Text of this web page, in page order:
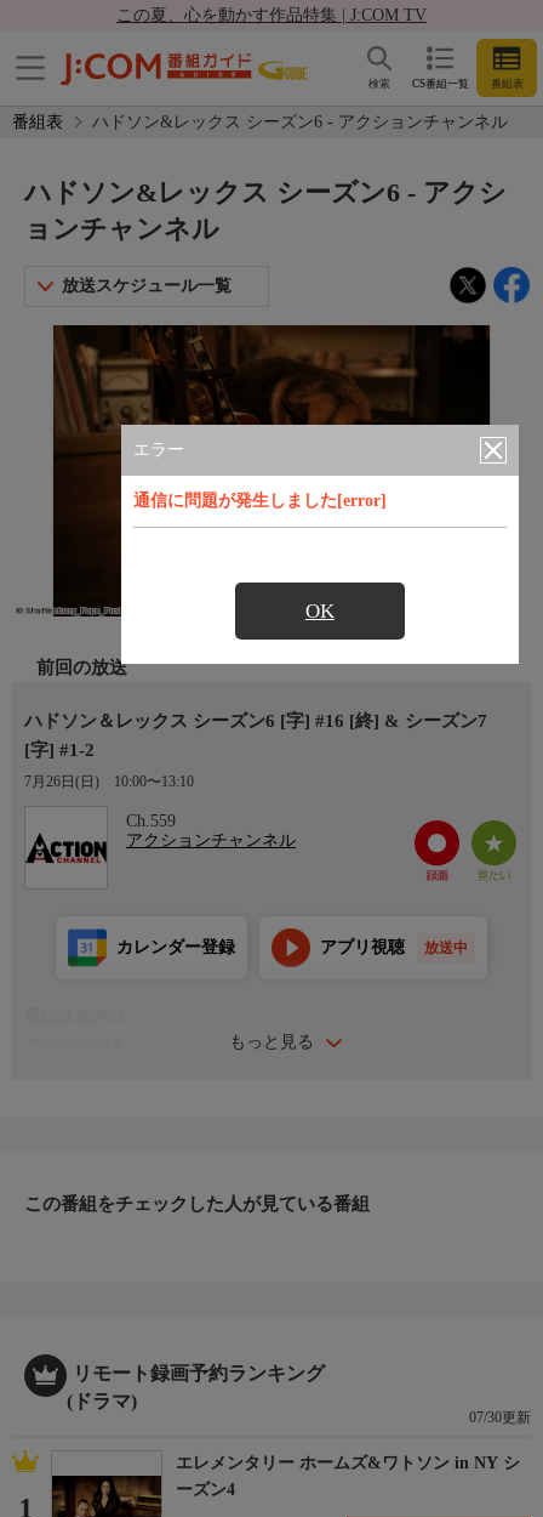
この夏、心を動かす作品特集 | J:COM TV
CS番組一覧 番組表
検索
番組表 ハドソン&レックス シーズン6 - アクションチャンネル
エラー
通信に問題が発生しました[error]
OK
ハドソン&レックス シーズン6 - アクシ
ョンチャンネル
放送スケジュール一覧
前回の放送
ハドソン＆レックス シーズン6 [字] #16 [終] & シーズン7
[字] #1-2
7月26日(日) 10:00〜13:10
Ch.559
アクションチャンネル
もっと見る
カレンダー登録 アプリ視聴 放送中
■第2話「レックス、留守番する」
この番組をチェックした人が見ている番組
リモート録画予約ランキング
(ドラマ)
07/30更新
1
エレメンタリー ホームズ&ワトソン in NY シ
ーズン4